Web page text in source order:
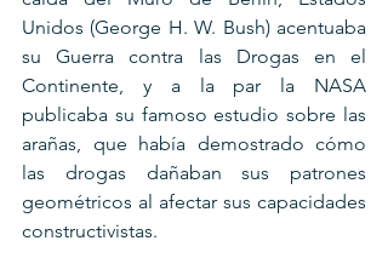
Unidos (George H. W. Bush) acentuaba
su Guerra contra las Drogas en el
Continente, y a la par la NASA
publicaba su famoso estudio sobre las
arañas, que había demostrado cómo
las drogas dañaban sus patrones
geométricos al afectar sus capacidades
constructivistas.